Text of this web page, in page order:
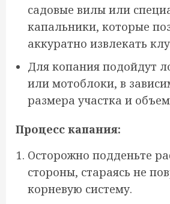
садовые вилы или
капальники, которые
аккуратно извлекать
Для копания подойдут
или мотоблоки, в
размера участка и
Процесс капания:
Осторожно подденьте
стороны, стараясь не
корневую систему.